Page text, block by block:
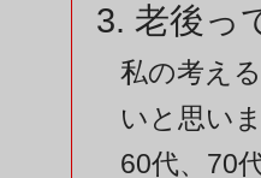
3. 老後っ
私の考え
いと思い
60代、70